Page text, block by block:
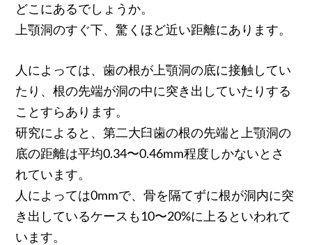
どこにあるでしょうか。
上顎洞のすぐ下、驚くほど近い距離にあります。
人によっては、歯の根が上顎洞の底に接触してい
たり、根の先端が洞の中に突き出していたりする
ことすらあります。
研究によると、第二大臼歯の根の先端と上顎洞の
底の距離は平均0.34〜0.46mm程度しかないとさ
れています。
人によっては0mmで、骨を隔てずに根が洞内に突
き出しているケースも10〜20%に上るといわれて
います。